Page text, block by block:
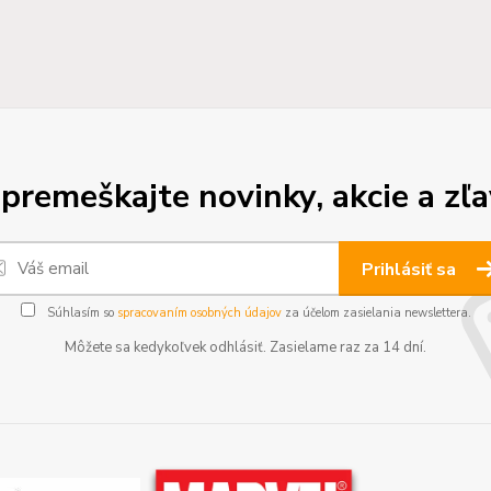
novinky, akcie a
Prihlásiť sa
Súhlasím so spracovaním osobných údajovza účelom zasielania newslettera.
Môžete sa kedykoľvek odhlásiť. Zasielame raz za 14 dní.